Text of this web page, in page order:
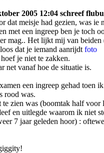
2005 12:04 schreef
dat meisje had gezien, was ie
met een ingreep ben je toch
mag.. Het lijkt mij van
dat je iemand aanrijdt foto
je niet te zakken.
net vanaf hoe de situatie is.
een ingreep gehad toen
rood was.
te zien was (boomtak half
en uitlegde waarom ik niet
7 jaar geleden hoor) :